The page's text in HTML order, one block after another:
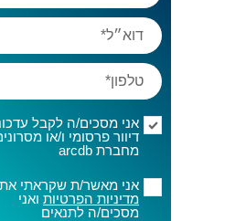
אני מסכים/ה לקבל
דיוור פרסומי ו/או
מחברת arcdb
אני מאשר/ת שקראתי את
מדיניות הפרטיות ואני
מסכים/ה לתנאים